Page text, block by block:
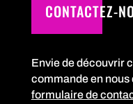
CONTACTEZ-
Envie de découvrir
commande en
formulaire de